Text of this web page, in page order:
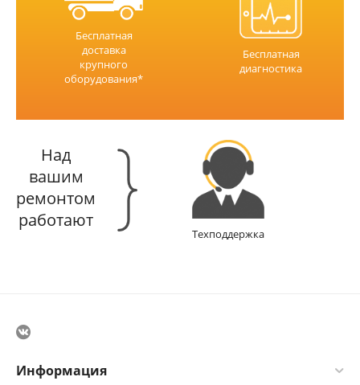
Бесплатная
доставка
крупного
оборудования*
Бесплатная
диагностика
Над
вашим
ремонтом
работают
Техподдержка
Информация